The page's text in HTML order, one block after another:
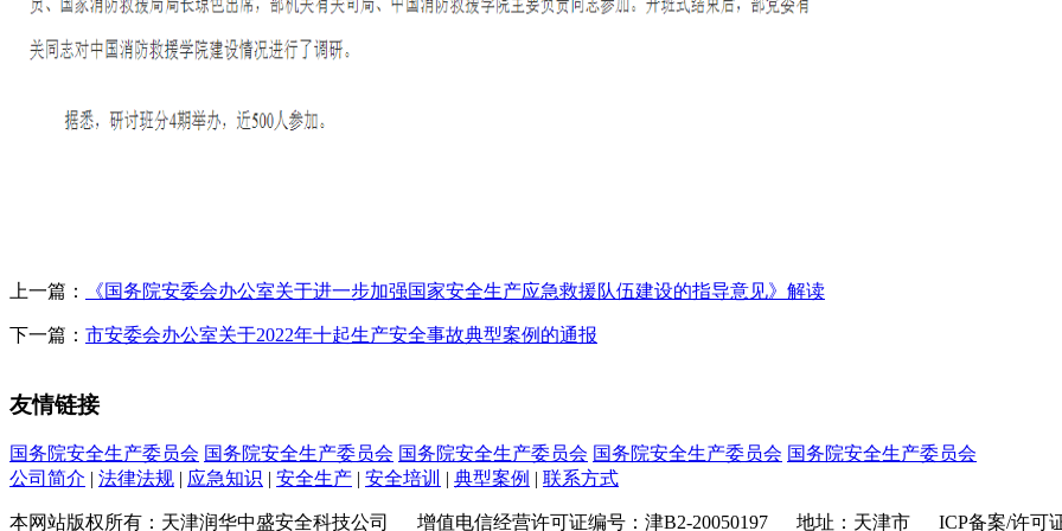
上一篇： 《国务院安委会办公室关于进一步加强国家安全生产应急救援队伍建设的指导意见》解读
下一篇： 市安委会办公室关于2022年十起生产安全事故典型案例的通报
友情链接
国务院安全生产委员会 国务院安全生产委员会 国务院安全生产委员会 国务院安全生产委员会 国务院安全生产委员会
公司简介 | 法律法规 | 应急知识 | 安全生产 | 安全培训 | 典型案例 | 联系方式
本网站版权所有：天津润华中盛安全科技公司 增值电信经营许可证编号：津B2-20050197 地址：天津市 ICP备案/许可证